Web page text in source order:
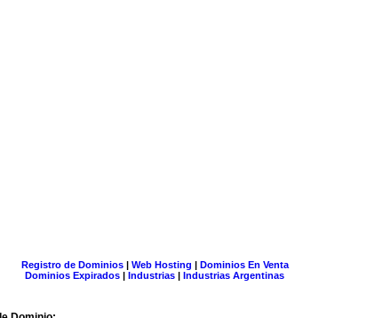
Registro de Dominios| Web Hosting | Dominios En Venta
Dominios Expirados | Industrias | Industrias Argentinas